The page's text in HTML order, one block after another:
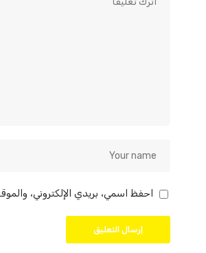
احفظ اسمي، بريدي الإلكتروني،